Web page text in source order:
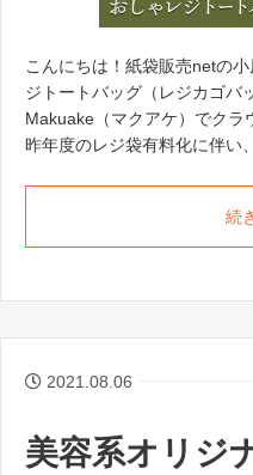
こんにちは！紙袋販売netの
ジトートバッグ（レジカゴバ
Makuake（マクアケ）でクラ
昨年度のレジ袋有料化に伴い
続
2021.08.06
美容系オリジ